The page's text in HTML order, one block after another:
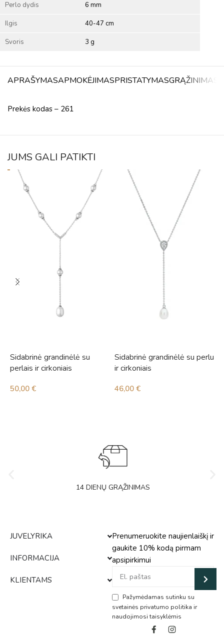
Perlo dydis 6 mm
Ilgis 40-47 cm
Svoris 3 g
APRAŠYMASAPMOKĖJIMASPRISTATYMASGRĄŽINIMAS
Prekės kodas – 261
JUMS GALI PATIKTI
Sidabrinė grandinėlė su
perlais ir cirkoniais
50,00 €
Sidabrinė grandinėlė su perlu
ir cirkoniais
46,00 €
14 DIENŲ GRĄŽINIMAS
JUVELYRIKA
INFORMACIJA
KLIENTAMS
Prenumeruokite naujienlaiškį ir
gaukite 10% kodą pirmam
apsipirkimui
Pažymėdamas sutinku su
svetainės privatumo politika ir
naudojimosi taisyklėmis
Alternative: